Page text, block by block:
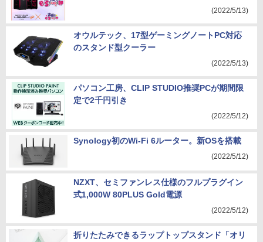
(2022/5/13)
オウルテック、17型ゲーミングノートPC対応
のスタンド型クーラー
(2022/5/13)
パソコン工房、CLIP STUDIO推奨PCが期間限
定で2千円引き
(2022/5/12)
Synology初のWi-Fi 6ルーター。新OSを搭載
(2022/5/12)
NZXT、セミファンレス仕様のフルプラグイン
式1,000W 80PLUS Gold電源
(2022/5/12)
折りたたみできるラップトップスタンド「オリ